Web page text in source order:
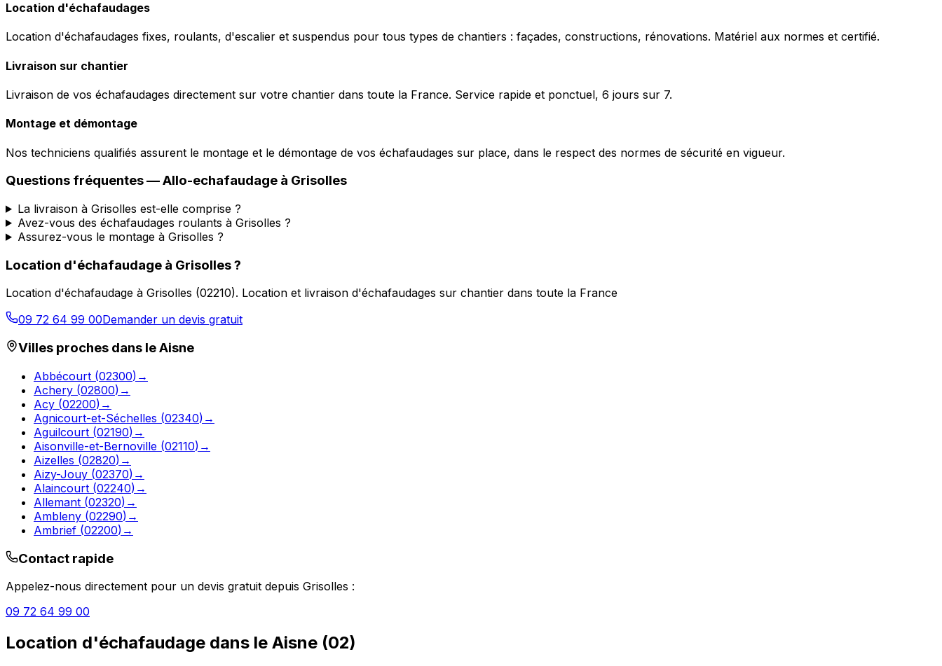
Location d'échafaudages
Location d'échafaudages fixes, roulants, d'escalier et suspendus pour tous types de chantiers : façades, constructions, rénovations. Matériel aux normes et certifié.
Livraison sur chantier
Livraison de vos échafaudages directement sur votre chantier dans toute la France. Service rapide et ponctuel, 6 jours sur 7.
Montage et démontage
Nos techniciens qualifiés assurent le montage et le démontage de vos échafaudages sur place, dans le respect des normes de sécurité en vigueur.
Questions fréquentes —Allo-echafaudage à Grisolles
La livraison à Grisolles est-elle comprise ?
Avez-vous des échafaudages roulants à Grisolles ?
Assurez-vous le montage à Grisolles ?
Location d'échafaudage à Grisolles?
Location d'échafaudage à Grisolles (02210). Location et livraison d'échafaudages sur chantier dans toute la France
09 72 64 99 00Demander un devis gratuit
Villes proches dans leAisne
Abbécourt (02300) →
Achery (02800) →
Acy (02200) →
Agnicourt-et-Séchelles (02340) →
Aguilcourt (02190) →
Aisonville-et-Bernoville (02110) →
Aizelles (02820) →
Aizy-Jouy (02370) →
Alaincourt (02240) →
Allemant (02320) →
Ambleny (02290) →
Ambrief (02200) →
Contact rapide
Appelez-nous directement pour un devis gratuit depuis Grisolles :
09 72 64 99 00
Location d'échafaudage dans le Aisne (02)